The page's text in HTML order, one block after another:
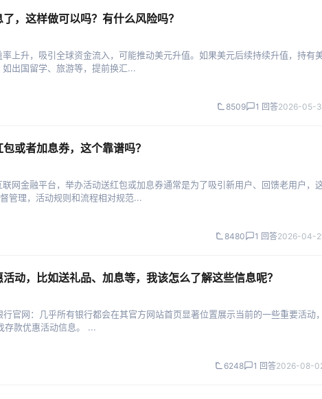
，这样做可以吗？有什么风险吗？
上升，吸引全球资金流入，可能推动美元升值。如果美元后续持续升值，持有
出国留学、旅游等，提前换汇...
8509 1 回答2026-05-
或者加息券，这个靠谱吗？
网金融平台，举办活动送红包或加息券通常是为了吸引新用户、回馈老用户，
管理，活动规则和流程相对规范...
8480 1 回答2026-04-
动，比如送礼品、加息等，我该怎么了解这些信息呢？
官网：几乎所有银行都会在其官方网站首页显著位置展示当前的一些重要活动
存款优惠活动信息。 ...
6248 1 回答2026-08-